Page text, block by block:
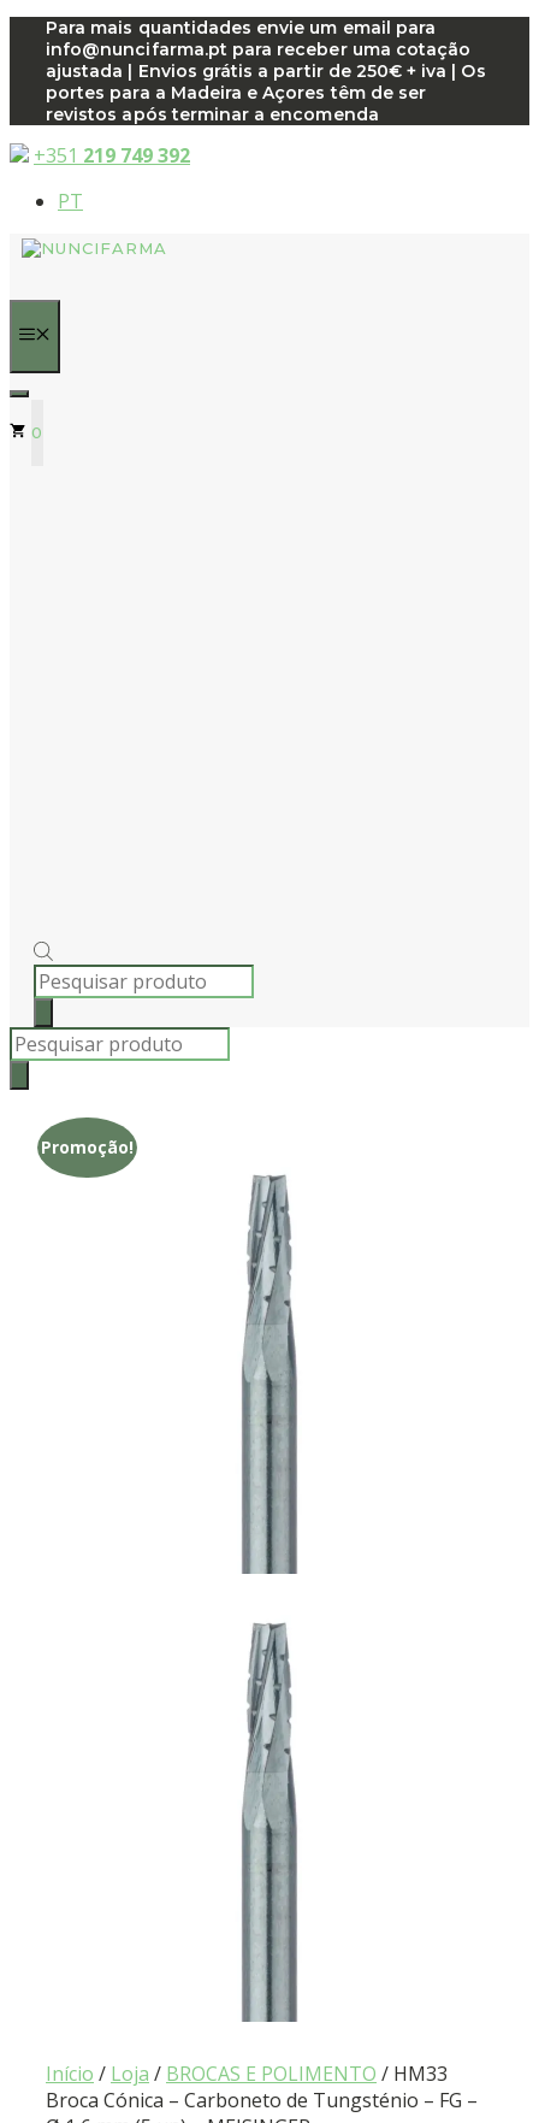
Saltar
para
conteúdo
Para mais quantidades envie um email para
info@nuncifarma.pt para receber uma cotação
ajustada | Envios grátis a partir de 250€ + iva | Os
portes para a Madeira e Açores têm de ser
revistos após terminar a encomenda
+351 219 749 392
PT
0
PRODUCTS
SEARCH
Products
search
Promoção!
Início / Loja / BROCAS E POLIMENTO / HM33
Broca Cónica – Carboneto de Tungsténio – FG –